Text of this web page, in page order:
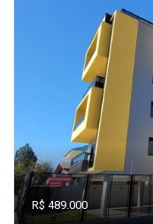
R$ 489.000